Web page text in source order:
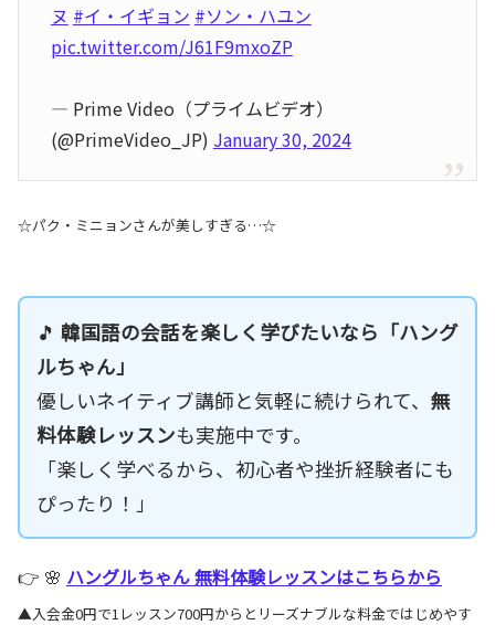
ヌ #イ・イギョン #ソン・ハユン
pic.twitter.com/J61F9mxoZP
— Prime Video（プライムビデオ）
(@PrimeVideo_JP) January 30, 2024
☆パク・ミニョンさんが美しすぎる…☆
🎵 韓国語の会話を楽しく学びたいなら「ハング
ルちゃん」
優しいネイティブ講師と気軽に続けられて、 無
料体験レッスンも実施中です。
「楽しく学べるから、初心者や挫折経験者にも
ぴったり！」
👉 🌸 ハングルちゃん 無料体験レッスンはこちらから
▲入会金0円で1レッスン700円からとリーズナブルな料金ではじめやす